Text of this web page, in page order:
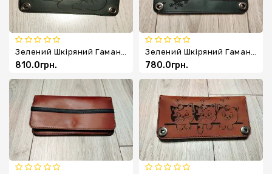
Зелений Шкіряний Гаманець Tapani
810.0грн.
Зелений Шкіряний Гаманець З Малюнком Радять На Дереві
780.0грн.